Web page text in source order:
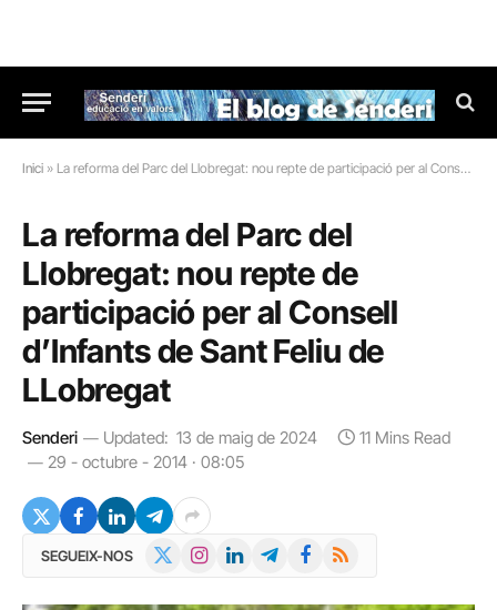
Inici » La reforma del Parc del Llobregat: nou repte de participació per al Consell d’Infants de Sant Feliu de LLobregat
La reforma del Parc del
Llobregat: nou repte de
participació per al Consell
d’Infants de Sant Feliu de
LLobregat
Senderi Updated: 13 de maig de 2024
11 Mins Read
29 - octubre - 2014 · 08:05
SEGUEIX-NOS InstagramLinkedInTelegramFacebook
RSS